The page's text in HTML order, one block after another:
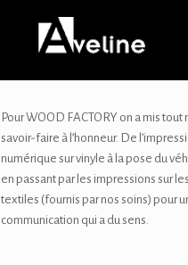
Pour WOOD FACTORY on a mis tout
savoir-faire à l’honneur. De
numérique sur vinyle à la pose du
en passant par les impressions sur les
textiles (fournis par nos soins) pour
communication qui a du sens.